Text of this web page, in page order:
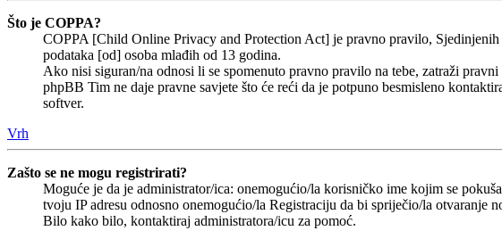
Što je COPPA?
COPPA [Child Online Privacy and Protection Act] je pravno pravilo,
podataka [od] osoba mlađih od 13 godina.
Ako nisi siguran/na odnosi li se spomenuto pravno pravilo na tebe, zatraži pravni
phpBB Tim ne daje pravne savjete što će reći da je potpuno besmisleno
softver.
Vrh
Zašto se ne mogu registrirati?
Moguće je da je administrator/ica: onemogućio/la korisničko ime kojim se
tvoju IP adresu odnosno onemogućio/la Registraciju da bi spriječio/la otvaranje
Bilo kako bilo, kontaktiraj administratora/icu za pomoć.